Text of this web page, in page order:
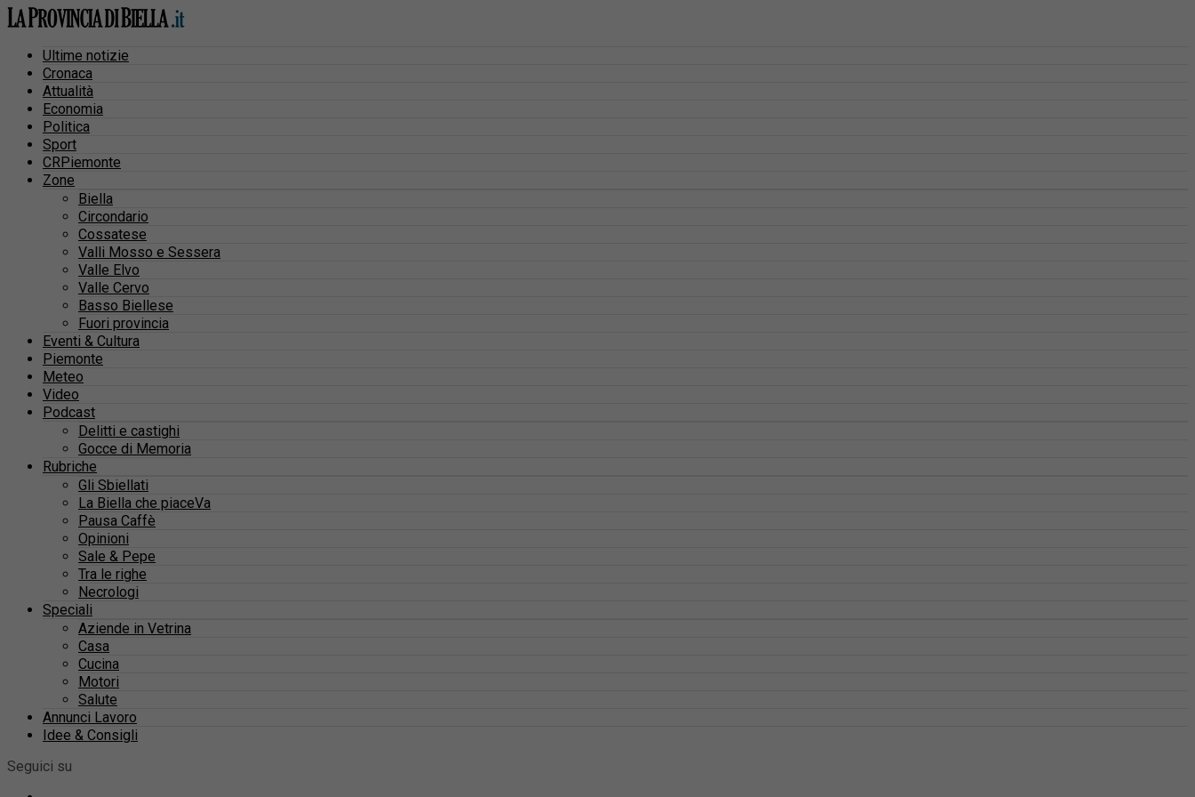
Ultime notizie
Cronaca
Attualità
Economia
Politica
Sport
CRPiemonte
Zone
Biella
Circondario
Cossatese
Valli Mosso e Sessera
Valle Elvo
Valle Cervo
Basso Biellese
Fuori provincia
Eventi & Cultura
Piemonte
Meteo
Video
Podcast
Delitti e castighi
Gocce di Memoria
Rubriche
Gli Sbiellati
La Biella che piaceVa
Pausa Caffè
Opinioni
Sale & Pepe
Tra le righe
Necrologi
Speciali
Aziende in Vetrina
Casa
Cucina
Motori
Salute
Annunci Lavoro
Idee & Consigli
Seguici su